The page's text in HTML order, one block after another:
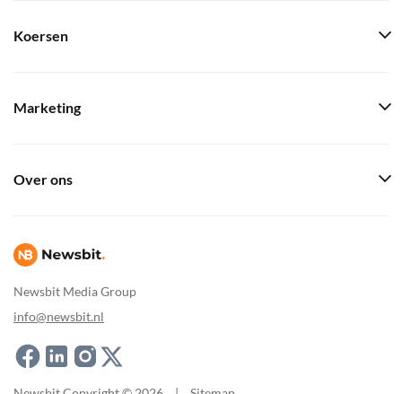
Newsbit Media Group
info@newsbit.nl
Koersen
Marketing
Over ons